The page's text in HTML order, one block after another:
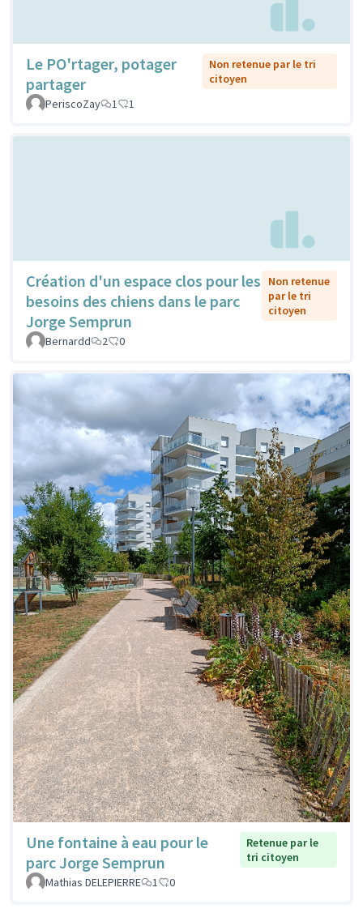
Le PO'rtager, potager
partager
Non retenue par le tri
citoyen
PeriscoZay
1 1
Création d'un espace clos pour les
besoins des chiens dans le parc
Jorge Semprun
Non retenue
par le tri
citoyen
Bernardd 2 0
Une fontaine à eau pour le
parc Jorge Semprun
Retenue par le
tri citoyen
Mathias DELEPIERRE
1 0